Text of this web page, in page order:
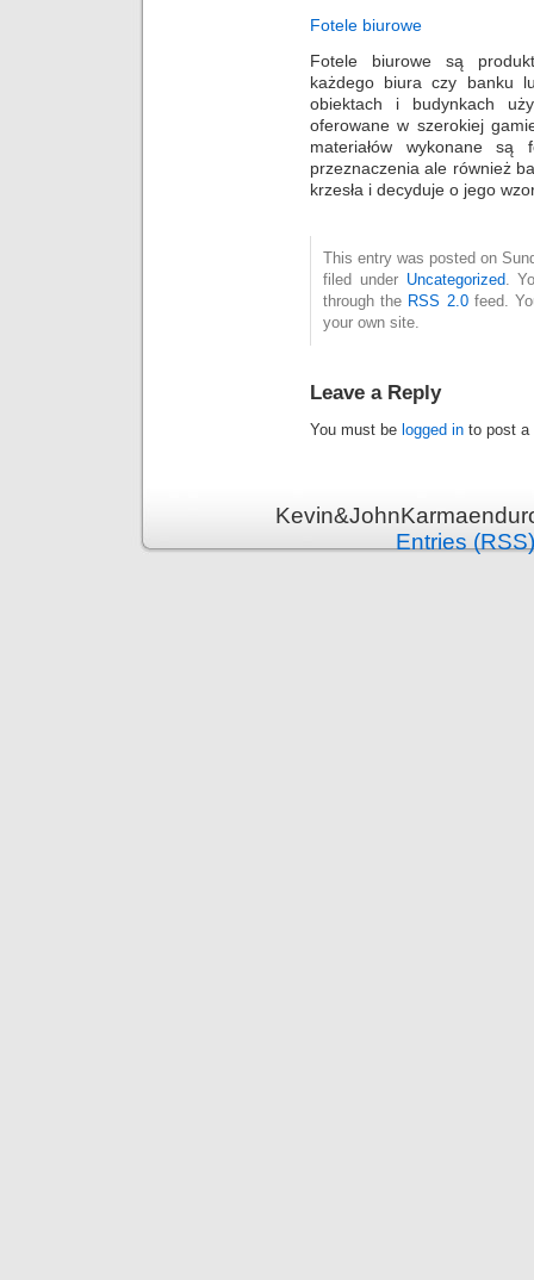
Fotele biurowe
Fotele biurowe są
każdego biura czy banku
obiektach i budynkach
oferowane w szerokiej
materiałów wykonane
przeznaczenia ale również
krzesła i decyduje o jego
This entry was posted on
filed under Uncategorized.
through the RSS 2.0feed.
your own site.
Leave a Reply
You must be logged in to post a
Entries (RSS)